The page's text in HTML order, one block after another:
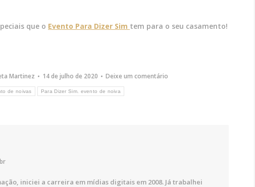
que o Evento Para Dizer Sim tem para o seu casamento!
Martinez 14 de julho de 2020
Deixe um comentário
de noivas Para Dizer Sim. evento de noiva
iniciei a carreira em mídias digitais em 2008. Já trabalhei